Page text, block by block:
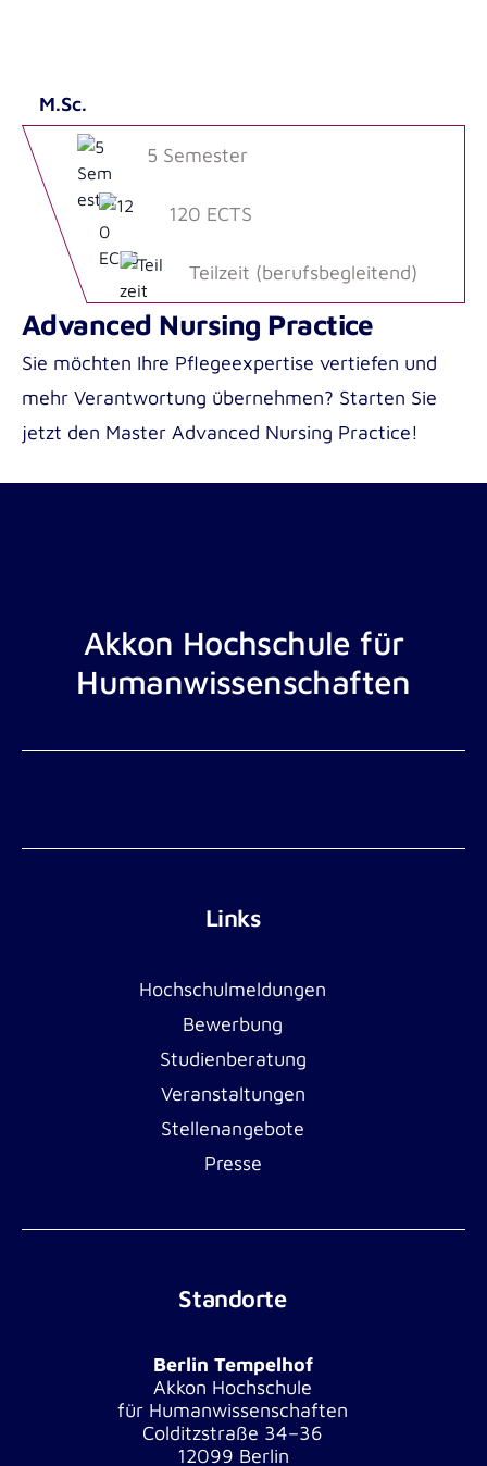
M.Sc.
5 Semester
120 ECTS
Teilzeit (berufsbegleitend)
Advanced Nursing Practice
Sie möchten Ihre Pflegeexpertise vertiefen und
mehr Verantwortung übernehmen? Starten Sie
jetzt den Master Advanced Nursing Practice!
Akkon Hochschule für
Humanwissenschaften
Links
Hochschulmeldungen
Bewerbung
Studienberatung
Veranstaltungen
Stellenangebote
Presse
Standorte
Berlin Tempelhof
Akkon Hochschule
für Humanwissenschaften
Colditzstraße 34–36
12099 Berlin